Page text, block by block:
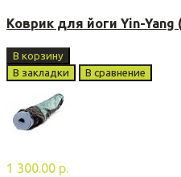
Коврик для йоги Yin-
В корзину
В закладки
В сравнение
1 300.00 р.